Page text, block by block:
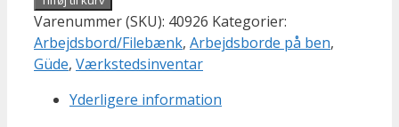
Varenummer (SKU): 40926 Kategorier:
Arbejdsbord/Filebænk, Arbejdsborde på ben,
Güde, Værkstedsinventar
Yderligere information